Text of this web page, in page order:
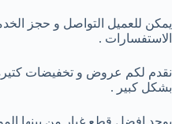
يمكن للعميل التواصل و حجز
الاستفسارات .
نقدم لكم عروض و تخفيضات
بشكل كبير .
يوجد افضل قطع غيار من بينها